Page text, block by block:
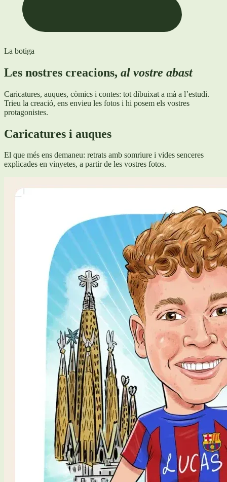
La botiga
Les nostres creacions, al vostre abast
Caricatures, auques, còmics i contes: tot dibuixat a mà a l’estudi.
Trieu la creació, ens envieu les fotos i hi posem els vostres
protagonistes.
Caricatures i auques
El que més ens demaneu: retrats amb somriure i vides senceres
explicades en vinyetes, a partir de les vostres fotos.